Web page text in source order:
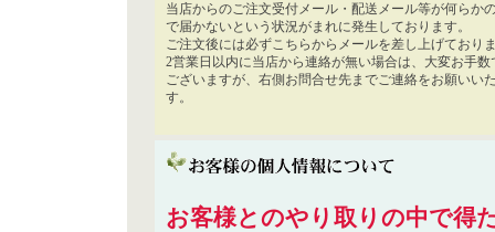
当店からのご注文受付メール・配送メール等が何らか
で届かないという状況がまれに発生しております。
ご注文後には必ずこちらからメールを差し上げており
2営業日以内に当店から連絡が無い場合は、大変お手数
ございますが、右側お問合せ先までご連絡をお願いい
す。
お客様とのやり取りの中で得